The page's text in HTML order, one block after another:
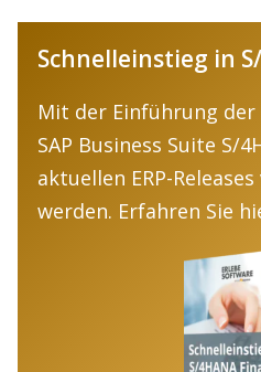
Schnelleinstieg in
Mit der Einführung
SAP Business Suite S/
aktuellen ERP-
werden. Erfahren Sie